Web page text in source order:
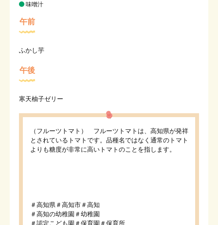
味噌汁
午前
ふかし芋
午後
寒天柚子ゼリー
（フルーツトマト） フルーツトマトは、高知県が発祥
とされているトマトです。品種名ではなく通常のトマト
よりも糖度が非常に高いトマトのことを指します。
＃高知県＃高知市＃高知
＃高知の幼稚園＃幼稚園
＃認定こども園＃保育園＃保育所